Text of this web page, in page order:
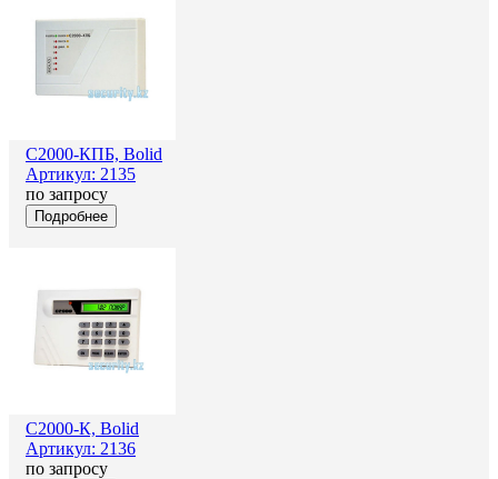
С2000-КПБ, Bolid
Артикул: 2135
по запросу
Подробнее
С2000-К, Bolid
Артикул: 2136
по запросу